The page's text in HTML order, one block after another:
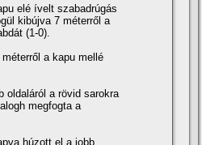
elé í­velt szabadrúgás
kibújva 7 méterről a
(1-0).
a kapu mellé
oldaláról a rövid sarokra
megfogta a
húzott el a jobb